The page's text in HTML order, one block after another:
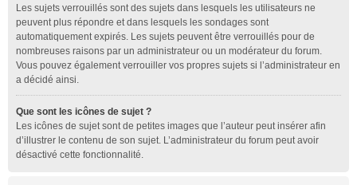
Les sujets verrouillés sont des sujets dans lesquels les utilisateurs ne
peuvent plus répondre et dans lesquels les sondages sont
automatiquement expirés. Les sujets peuvent être verrouillés pour de
nombreuses raisons par un administrateur ou un modérateur du forum.
Vous pouvez également verrouiller vos propres sujets si l’administrateur en
a décidé ainsi.
Que sont les icônes de sujet ?
Les icônes de sujet sont de petites images que l’auteur peut insérer afin
d’illustrer le contenu de son sujet. L’administrateur du forum peut avoir
désactivé cette fonctionnalité.